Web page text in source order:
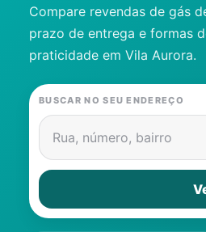
Contatos
Compare revendas de gás
prazo de entrega e formas
praticidade em Vila Aurora.
BUSCAR NO SEU ENDEREÇO
Rua, número, bairro